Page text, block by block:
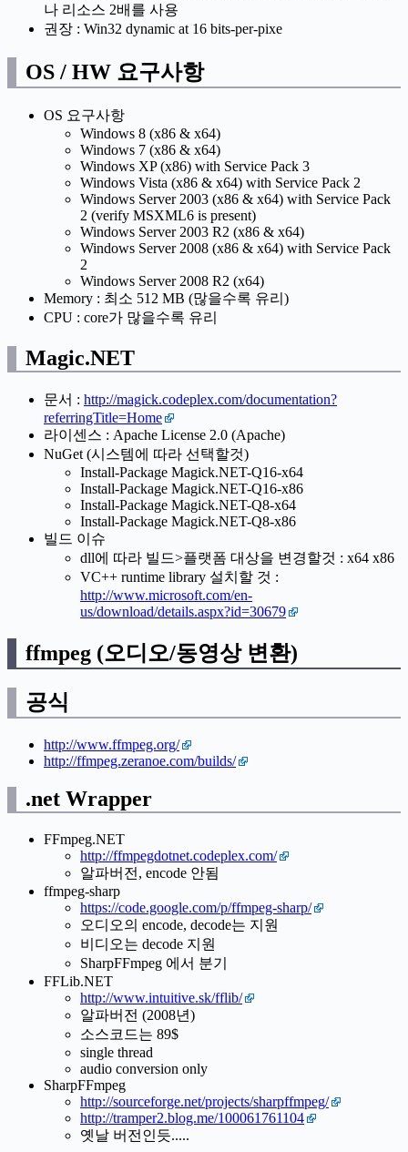
나 리소스 2배를 사용
권장 : Win32 dynamic at 16 bits-per-pixe
OS / HW 요구사항
OS 요구사항
Windows 8 (x86 & x64)
Windows 7 (x86 & x64)
Windows XP (x86) with Service Pack 3
Windows Vista (x86 & x64) with Service Pack 2
Windows Server 2003 (x86 & x64) with Service Pack
2 (verify MSXML6 is present)
Windows Server 2003 R2 (x86 & x64)
Windows Server 2008 (x86 & x64) with Service Pack
2
Windows Server 2008 R2 (x64)
Memory : 최소 512 MB (많을수록 유리)
CPU : core가 많을수록 유리
Magic.NET
문서 : http://magick.codeplex.com/documentation?
referringTitle=Home
라이센스 : Apache License 2.0 (Apache)
NuGet (시스템에 따라 선택할것)
Install-Package Magick.NET-Q16-x64
Install-Package Magick.NET-Q16-x86
Install-Package Magick.NET-Q8-x64
Install-Package Magick.NET-Q8-x86
빌드 이슈
dll에 따라 빌드>플랫폼 대상을 변경할것 : x64 x86
VC++ runtime library 설치할 것 :
http://www.microsoft.com/en-
us/download/details.aspx?id=30679
ffmpeg (오디오/동영상 변환)
공식
http://www.ffmpeg.org/
http://ffmpeg.zeranoe.com/builds/
.net Wrapper
FFmpeg.NET
http://ffmpegdotnet.codeplex.com/
알파버전, encode 안됨
ffmpeg-sharp
https://code.google.com/p/ffmpeg-sharp/
오디오의 encode, decode는 지원
비디오는 decode 지원
SharpFFmpeg 에서 분기
FFLib.NET
http://www.intuitive.sk/fflib/
알파버전 (2008년)
소스코드는 89$
single thread
audio conversion only
SharpFFmpeg
http://sourceforge.net/projects/sharpffmpeg/
http://tramper2.blog.me/100061761104
옛날 버전인듯.....